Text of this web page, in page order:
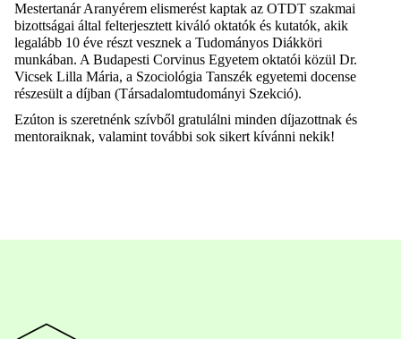
Mestertanár Aranyérem elismerést kaptak az OTDT szakmai
bizottságai által felterjesztett kiváló oktatók és kutatók, akik
legalább 10 éve részt vesznek a Tudományos Diákköri
munkában. A Budapesti Corvinus Egyetem oktatói közül Dr.
Vicsek Lilla Mária, a Szociológia Tanszék egyetemi docense
részesült a díjban (Társadalomtudományi Szekció).
Ezúton is szeretnénk szívből gratulálni minden díjazottnak és
mentoraiknak, valamint további sok sikert kívánni nekik!